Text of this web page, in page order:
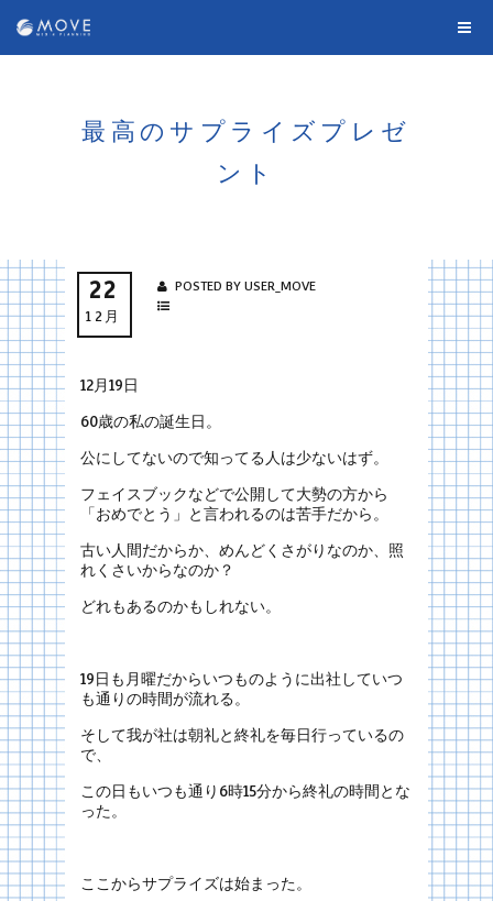
最高のサプライズプレゼ
ント
22
12月
POSTED BY USER_MOVE
12月19日
60歳の私の誕生日。
公にしてないので知ってる人は少ないはず。
フェイスブックなどで公開して大勢の方から
「おめでとう」と言われるのは苦手だから。
古い人間だからか、めんどくさがりなのか、照
れくさいからなのか？
どれもあるのかもしれない。
19日も月曜だからいつものように出社していつ
も通りの時間が流れる。
そして我が社は朝礼と終礼を毎日行っているの
で、
この日もいつも通り6時15分から終礼の時間とな
った。
ここからサプライズは始まった。